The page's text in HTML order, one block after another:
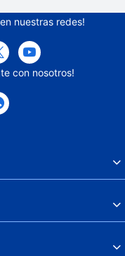
nuestras redes!
con nosotros!